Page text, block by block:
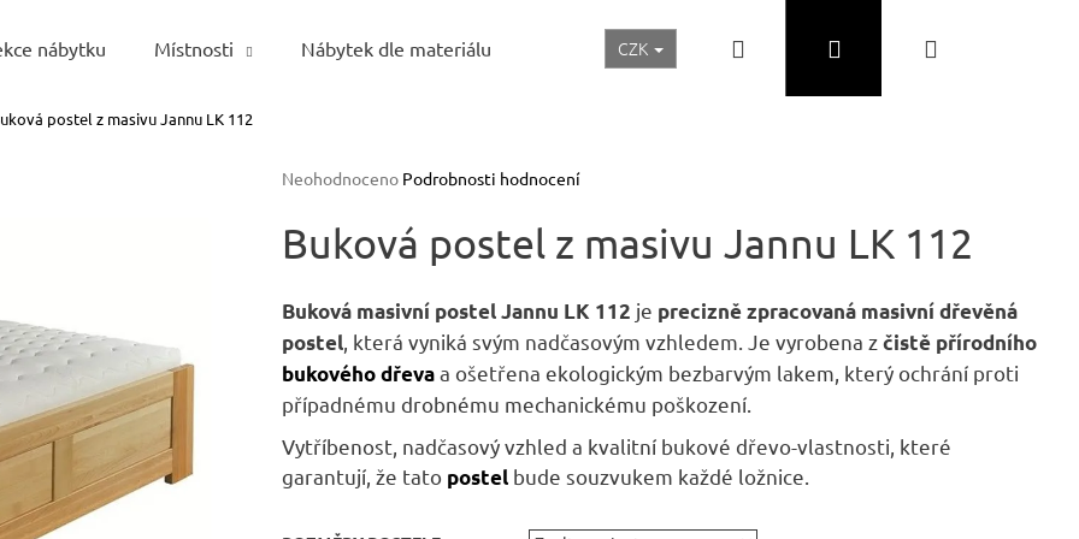
nábytku Místnosti Nábytek dle materiálu Realizace a inspirace Akční ceny Nábytek Skladem
CZK Přihlášení
postel z masivu Jannu LK 112
Průměrné
produktu
je
z
hvězdiček.
Neohodnoceno Podrobnosti hodnocení
Buková postel z masivu Jannu LK 112
Buková masivní postel Jannu LK 112 je precizně zpracovaná masivní dřevěná
postel , která vyniká svým nadčasovým vzhledem. Je vyrobena zčistě přírodního
bukového dřevaa ošetřena ekologickým bezbarvým lakem, který ochrání proti
případnému drobnému mechanickému poškození.
Vytříbenost, nadčasový vzhled a kvalitní bukové dřevo-vlastnosti, které
garantují, že tato postel bude souzvukem každé ložnice.
Co potřebujete najít?
HLEDAT
Doporučujeme